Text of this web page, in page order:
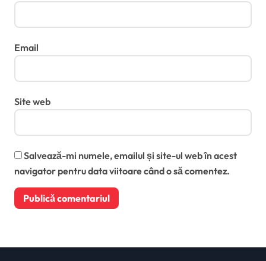
Email
Site web
Salvează-mi numele, emailul și site-ul web în acest
navigator pentru data viitoare când o să comentez.